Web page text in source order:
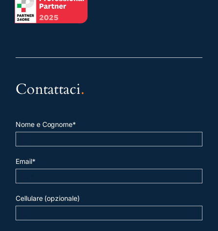
Contattaci.
Nome e Cognome*
Email*
Cellulare (opzionale)